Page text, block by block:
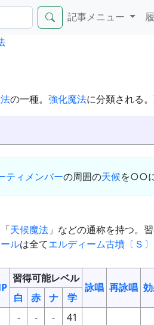
記事メニュー
の一種。 強化魔法に分類される
ティメンバーの周囲の天候を○○に
天候魔法 」などの通称を持つ。
ルは全てエルディーム古墳〔Ｓ〕
習得可能レベル
詠唱 再詠唱
白
赤 ナ 学
- - - 41